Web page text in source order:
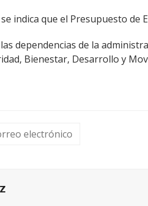
indica que el Presupuesto
dependencias de la
Bienestar, Desarrollo y
electrónico